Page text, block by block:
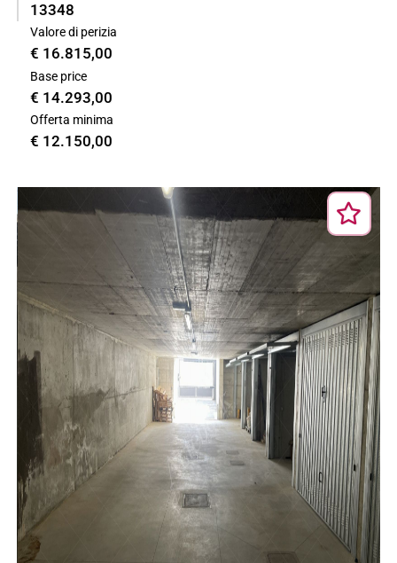
13348
Valore di perizia
€ 16.815,00
Base price
€ 14.293,00
Offerta minima
€ 12.150,00